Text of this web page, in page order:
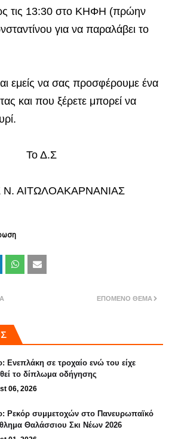
τις 13:30 στο ΚΗΦΗ (πρώην
για να παραλάβει το
εμείς να σας προσφέρουμε ένα
και που ξέρετε μπορεί να
Το Δ.Σ
ΑΙΤΩΛΟΑΚΑΡΝΑΝΙΑΣ
ΕΠΌΜΕΝΟ ΘΈΜΑ
Ενεπλάκη σε τροχαίο ενώ του είχε
το δίπλωμα οδήγησης
06, 2026
Ρεκόρ συμμετοχών στο Πανευρωπαϊκό
Θαλάσσιου Σκι Νέων 2026